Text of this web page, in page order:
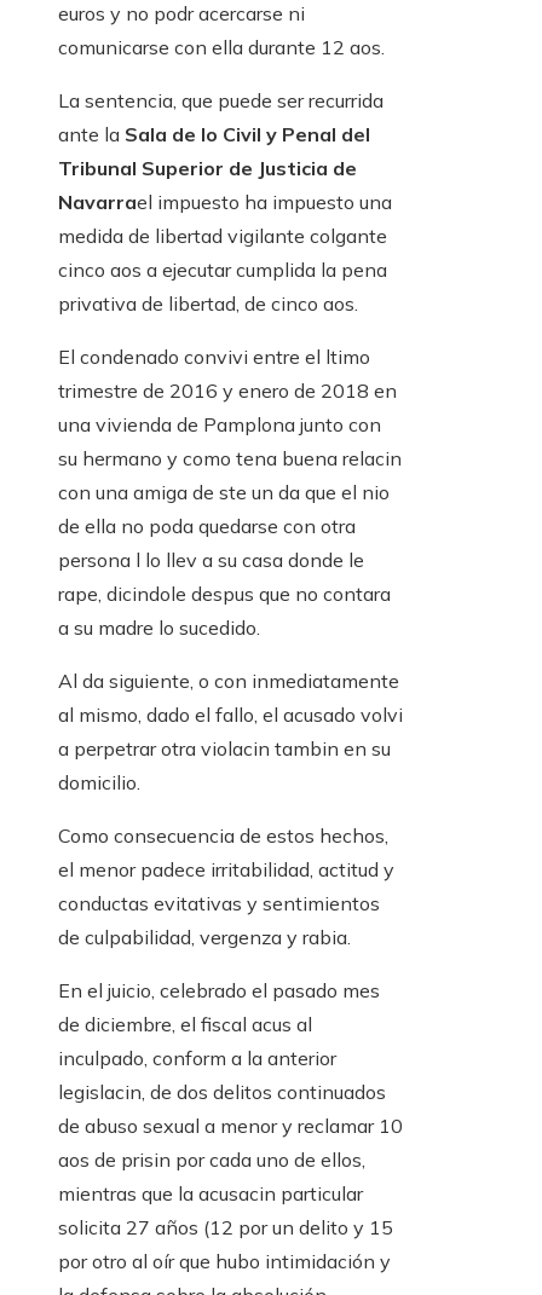
euros y no podr acercarse ni
comunicarse con ella durante 12 aos.
La sentencia, que puede ser recurrida
ante la Sala de lo Civil y Penal del
Tribunal Superior de Justicia de
Navarrael impuesto ha impuesto una
medida de libertad vigilante colgante
cinco aos a ejecutar cumplida la pena
privativa de libertad, de cinco aos.
El condenado convivi entre el ltimo
trimestre de 2016 y enero de 2018 en
una vivienda de Pamplona junto con
su hermano y como tena buena relacin
con una amiga de ste un da que el nio
de ella no poda quedarse con otra
persona l lo llev a su casa donde le
rape, dicindole despus que no contara
a su madre lo sucedido.
Al da siguiente, o con inmediatamente
al mismo, dado el fallo, el acusado volvi
a perpetrar otra violacin tambin en su
domicilio.
Como consecuencia de estos hechos,
el menor padece irritabilidad, actitud y
conductas evitativas y sentimientos
de culpabilidad, vergenza y rabia.
En el juicio, celebrado el pasado mes
de diciembre, el fiscal acus al
inculpado, conform a la anterior
legislacin, de dos delitos continuados
de abuso sexual a menor y reclamar 10
aos de prisin por cada uno de ellos,
mientras que la acusacin particular
solicita 27 años (12 por un delito y 15
por otro al oír que hubo intimidación y